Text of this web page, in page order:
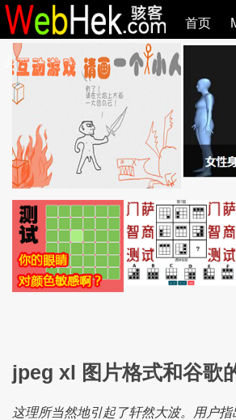
首页
必观作品 SVG教程 SVG手册
jpeg xl 图片格式和谷歌
这理所当然地引起了轩然大波。用户